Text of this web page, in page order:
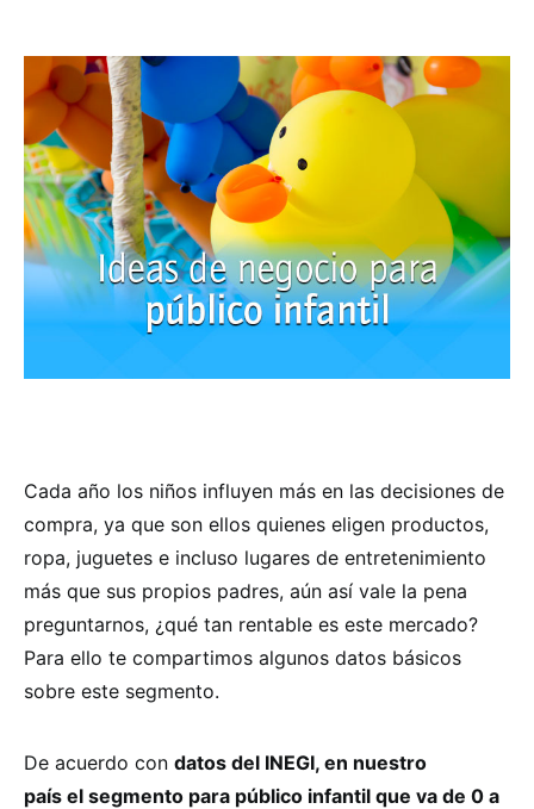
Cada año los niños influyen más en las decisiones de
compra, ya que son ellos quienes eligen productos,
ropa, juguetes e incluso lugares de entretenimiento
más que sus propios padres, aún así vale la pena
preguntarnos, ¿qué tan rentable es este mercado?
Para ello te compartimos algunos datos básicos
sobre este segmento.
De acuerdo con datos del INEGI, en nuestro
país el segmento para público infantil que va de 0 a